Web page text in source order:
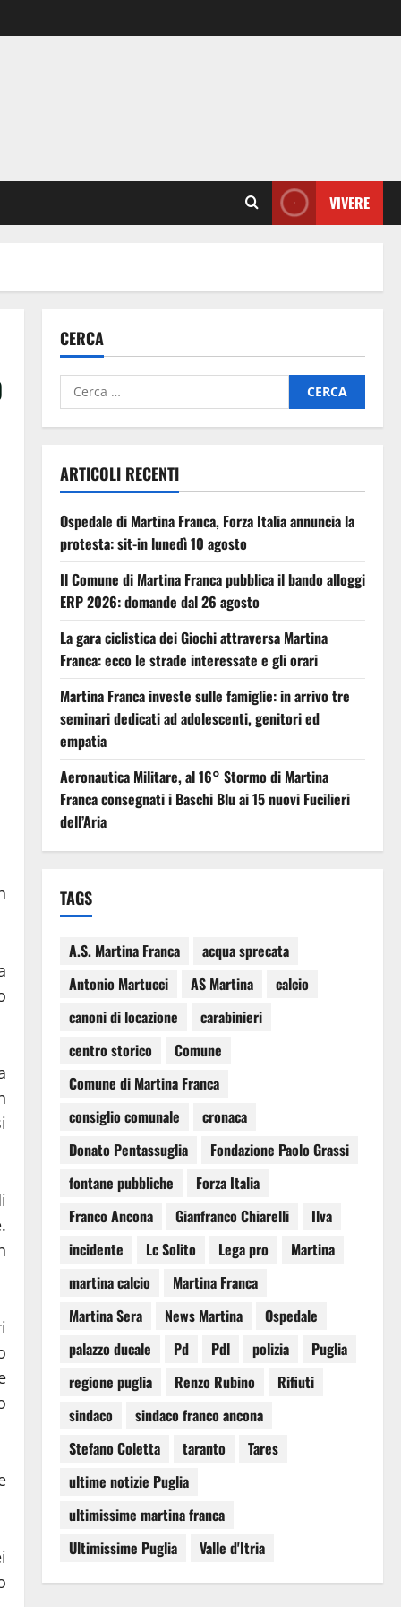
VIVERE
CERCA
ARTICOLI RECENTI
Ospedale di Martina Franca, Forza Italia annuncia la
protesta: sit-in lunedì 10 agosto
Il Comune di Martina Franca pubblica il bando alloggi
ERP 2026: domande dal 26 agosto
La gara ciclistica dei Giochi attraversa Martina
Franca: ecco le strade interessate e gli orari
Martina Franca investe sulle famiglie: in arrivo tre
seminari dedicati ad adolescenti, genitori ed
empatia
Aeronautica Militare, al 16° Stormo di Martina
Franca consegnati i Baschi Blu ai 15 nuovi Fucilieri
dell’Aria
TAGS
A.S. Martina Franca
acqua sprecata
Antonio Martucci
AS Martina
calcio
canoni di locazione
carabinieri
centro storico
Comune
Comune di Martina Franca
consiglio comunale
cronaca
Donato Pentassuglia
Fondazione Paolo Grassi
fontane pubbliche
Forza Italia
Franco Ancona
Gianfranco Chiarelli
Ilva
incidente
Lc Solito Lega pro
Martina
martina calcio
Martina Franca
Martina Sera
News Martina
Ospedale
palazzo ducale
Pd Pdl polizia
Puglia
regione puglia
Renzo Rubino
Rifiuti
sindaco
sindaco franco ancona
Stefano Coletta
taranto
Tares
ultime notizie Puglia
ultimissime martina franca
Ultimissime Puglia
Valle d'Itria